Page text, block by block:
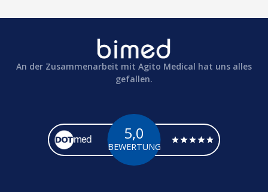
An der Zusammenarbeit mit Agito Medical hat uns alles
gefallen.
5,0
BEWERTUNG